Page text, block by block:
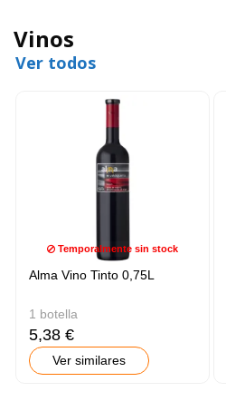
Vinos
Ver todos
Temporalmente sin stock
Alma Vino Tinto 0,75L
1 botella
5,38 €
Ver similares